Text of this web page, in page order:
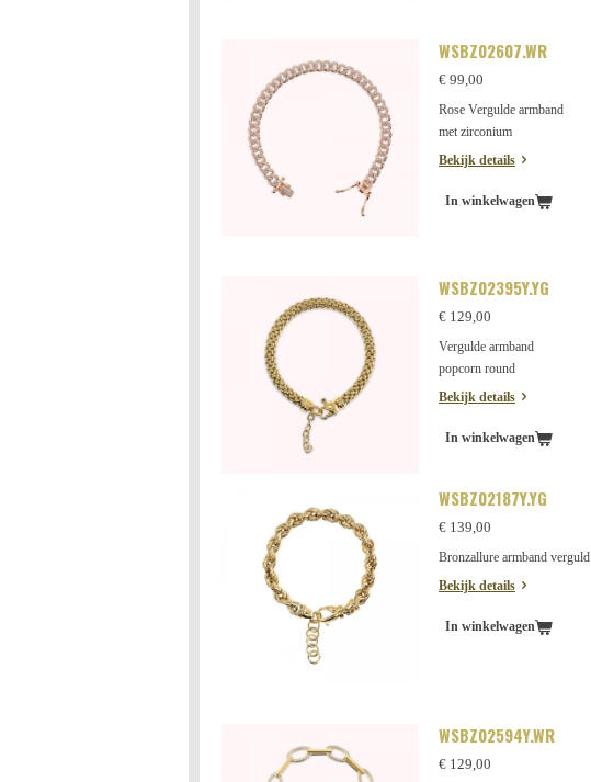
WSBZ02607.WR
€ 99,00
Rose Vergulde armband
met zirconium
Bekijk details
In winkelwagen
WSBZ02395Y.YG
€ 129,00
Vergulde armband
popcorn round
Bekijk details
In winkelwagen
WSBZ02187Y.YG
€ 139,00
Bronzallure armband verguld
Bekijk details
In winkelwagen
WSBZ02594Y.WR
€ 129,00